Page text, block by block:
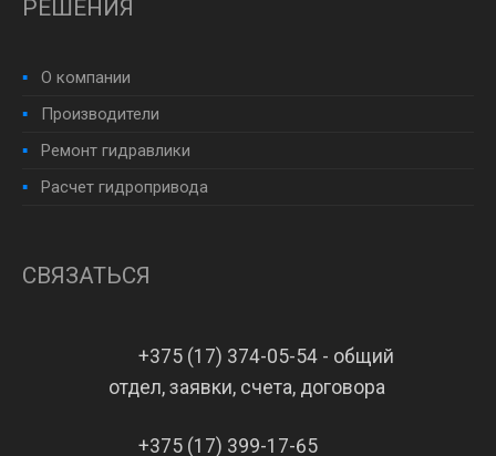
РЕШЕНИЯ
О компании
Производители
Ремонт гидравлики
Расчет гидропривода
СВЯЗАТЬСЯ
+375 (17) 374-05-54 - общий
отдел, заявки, счета, договора
+375 (17) 399-17-65